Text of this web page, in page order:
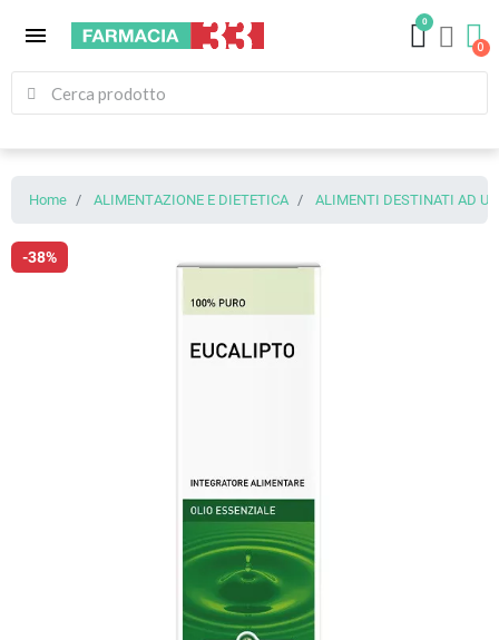
menu
0
Home ALIMENTAZIONE E DIETETICA ALIMENTI DESTINATI AD
-38%